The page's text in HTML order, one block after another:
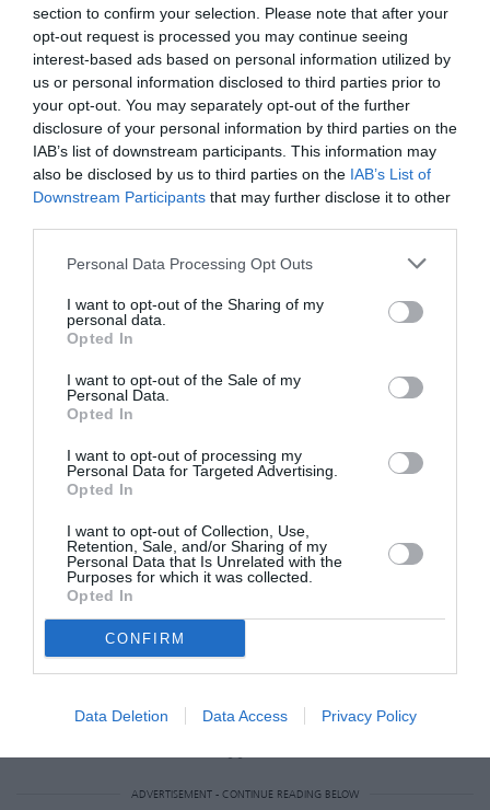
section to confirm your selection. Please note that after your
opt-out request is processed you may continue seeing
interest-based ads based on personal information utilized by
us or personal information disclosed to third parties prior to
your opt-out. You may separately opt-out of the further
disclosure of your personal information by third parties on the
IAB’s list of downstream participants. This information may
also be disclosed by us to third parties on the IAB’s List of
Downstream Participants that may further disclose it to other
Personal Data Processing Opt Outs
I want to opt-out of the Sharing of my
personal data.
Opted In
I want to opt-out of the Sale of my
Personal Data.
Opted In
I want to opt-out of processing my
Personal Data for Targeted Advertising.
Opted In
I want to opt-out of Collection, Use,
Retention, Sale, and/or Sharing of my
Personal Data that Is Unrelated with the
Purposes for which it was collected.
Opted In
CONFIRM
Data Deletion Data Access Privacy Policy
So cute!
ADVERTISEMENT - CONTINUE READING BELOW